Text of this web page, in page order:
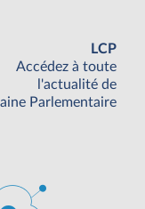
LCP
Accédez à toute
l'actualité de
Parlementaire